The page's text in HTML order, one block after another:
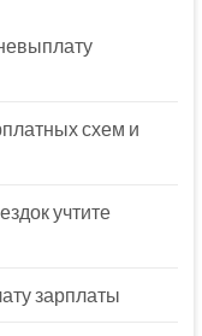
схем и
учтите
зарплаты